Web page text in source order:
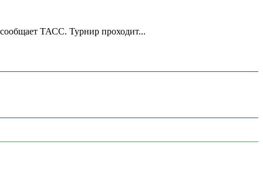
ТАСС. Турнир проходит...